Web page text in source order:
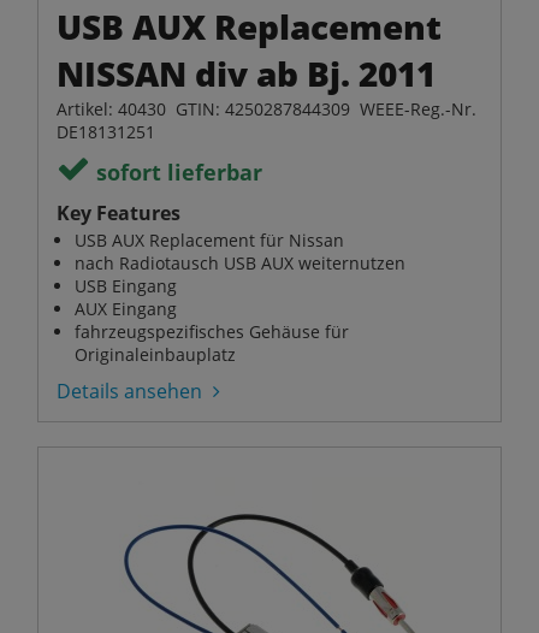
USB AUX Replacement
NISSAN div ab Bj. 2011
Artikel: 40430 GTIN: 4250287844309 WEEE-Reg.-Nr.
DE18131251
sofort lieferbar
Key Features
USB AUX Replacement für Nissan
nach Radiotausch USB AUX weiternutzen
USB Eingang
AUX Eingang
fahrzeugspezifisches Gehäuse für
Originaleinbauplatz
Details ansehen